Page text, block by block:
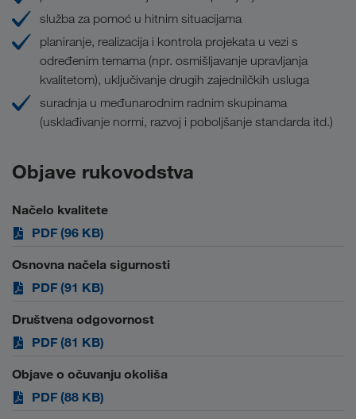
služba za pomoć u hitnim situacijama
planiranje, realizacija i kontrola projekata u vezi s
određenim temama (npr. osmišljavanje upravljanja
kvalitetom), uključivanje drugih zajednilčkih usluga
suradnja u međunarodnim radnim skupinama
(usklađivanje normi, razvoj i poboljšanje standarda itd.)
Objave rukovodstva
Načelo kvalitete
PDF (96 KB)
Osnovna načela sigurnosti
PDF (91 KB)
Društvena odgovornost
PDF (81 KB)
Objave o očuvanju okoliša
PDF (88 KB)